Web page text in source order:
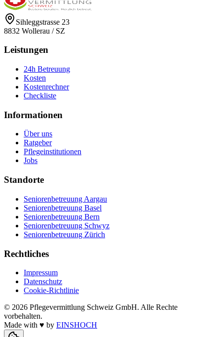
Sihleggstrasse 23
8832 Wollerau / SZ
Leistungen
24h Betreuung
Kosten
Kostenrechner
Checkliste
Informationen
Über uns
Ratgeber
Pflegeinstitutionen
Jobs
Standorte
Seniorenbetreuung Aargau
Seniorenbetreuung Basel
Seniorenbetreuung Bern
Seniorenbetreuung Schwyz
Seniorenbetreuung Zürich
Rechtliches
Impressum
Datenschutz
Cookie-Richtlinie
© 2026 Pflegevermittlung Schweiz GmbH. Alle Rechte
vorbehalten.
Made with ♥ by EINSHOCH